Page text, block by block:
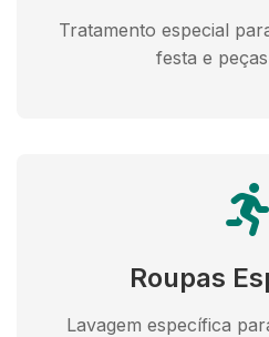
Tratamento especial
festa e
Roupas
Lavagem específica